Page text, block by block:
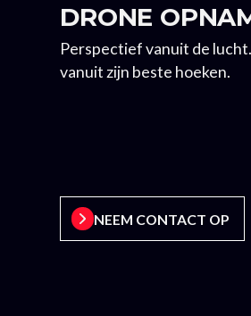
DRONE
Perspectief vanuit de
vanuit zijn beste hoeken.
NEEM CONTACT OP